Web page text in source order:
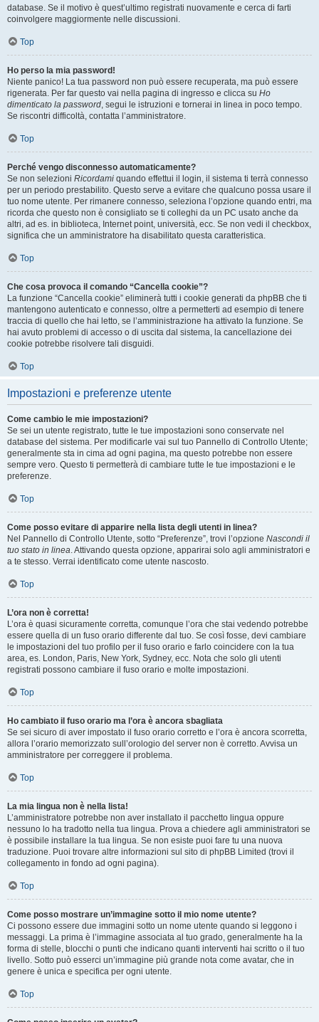
database. Se il motivo è quest’ultimo registrati nuovamente e cerca di farti
coinvolgere maggiormente nelle discussioni.
Top
Ho perso la mia password!
Niente panico! La tua password non può essere recuperata, ma può essere
rigenerata. Per far questo vai nella pagina di ingresso e clicca su Ho
dimenticato la password, segui le istruzioni e tornerai in linea in poco tempo.
Se riscontri difficoltà, contatta l’amministratore.
Top
Perché vengo disconnesso automaticamente?
Se non selezioni Ricordami quando effettui il login, il sistema ti terrà connesso
per un periodo prestabilito. Questo serve a evitare che qualcuno possa usare il
tuo nome utente. Per rimanere connesso, seleziona l’opzione quando entri, ma
ricorda che questo non è consigliato se ti colleghi da un PC usato anche da
altri, ad es. in biblioteca, Internet point, università, ecc. Se non vedi il checkbox,
significa che un amministratore ha disabilitato questa caratteristica.
Top
Che cosa provoca il comando “Cancella cookie”?
La funzione “Cancella cookie” eliminerà tutti i cookie generati da phpBB che ti
mantengono autenticato e connesso, oltre a permetterti ad esempio di tenere
traccia di quello che hai letto, se l’amministrazione ha attivato la funzione. Se
hai avuto problemi di accesso o di uscita dal sistema, la cancellazione dei
cookie potrebbe risolvere tali disguidi.
Top
Impostazioni e preferenze utente
Come cambio le mie impostazioni?
Se sei un utente registrato, tutte le tue impostazioni sono conservate nel
database del sistema. Per modificarle vai sul tuo Pannello di Controllo Utente;
generalmente sta in cima ad ogni pagina, ma questo potrebbe non essere
sempre vero. Questo ti permetterà di cambiare tutte le tue impostazioni e le
preferenze.
Top
Come posso evitare di apparire nella lista degli utenti in linea?
Nel Pannello di Controllo Utente, sotto “Preferenze”, trovi l’opzione Nascondi il
tuo stato in linea. Attivando questa opzione, apparirai solo agli amministratori e
a te stesso. Verrai identificato come utente nascosto.
Top
L’ora non è corretta!
L’ora è quasi sicuramente corretta, comunque l’ora che stai vedendo potrebbe
essere quella di un fuso orario differente dal tuo. Se così fosse, devi cambiare
le impostazioni del tuo profilo per il fuso orario e farlo coincidere con la tua
area, es. London, Paris, New York, Sydney, ecc. Nota che solo gli utenti
registrati possono cambiare il fuso orario e molte impostazioni.
Top
Ho cambiato il fuso orario ma l’ora è ancora sbagliata
Se sei sicuro di aver impostato il fuso orario corretto e l’ora è ancora scorretta,
allora l’orario memorizzato sull’orologio del server non è corretto. Avvisa un
amministratore per correggere il problema.
Top
La mia lingua non è nella lista!
L’amministratore potrebbe non aver installato il pacchetto lingua oppure
nessuno lo ha tradotto nella tua lingua. Prova a chiedere agli amministratori se
è possibile installare la tua lingua. Se non esiste puoi fare tu una nuova
traduzione. Puoi trovare altre informazioni sul sito di phpBB Limited (trovi il
collegamento in fondo ad ogni pagina).
Top
Come posso mostrare un’immagine sotto il mio nome utente?
Ci possono essere due immagini sotto un nome utente quando si leggono i
messaggi. La prima è l’immagine associata al tuo grado, generalmente ha la
forma di stelle, blocchi o punti che indicano quanti interventi hai scritto o il tuo
livello. Sotto può esserci un’immagine più grande nota come avatar, che in
genere è unica e specifica per ogni utente.
Top